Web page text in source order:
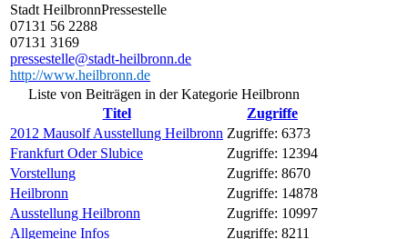
Stadt HeilbronnPressestelle
07131 56 2288
07131 3169
pressestelle@stadt-heilbronn.de
http://www.heilbronn.de
Liste von Beiträgen in der Kategorie Heilbronn
Titel
Zugriffe
2012 Mausolf Ausstellung Heilbronn Zugriffe: 6373
Frankfurt Oder Slubice
Zugriffe: 12394
Vorstellung
Zugriffe: 8670
Heilbronn
Zugriffe: 14878
Ausstellung Heilbronn
Zugriffe: 10997
Allgemeine Infos
Zugriffe: 8211